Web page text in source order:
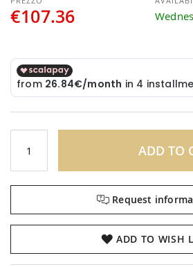
€107.36
ADD TO
Request
ADD TO WISH